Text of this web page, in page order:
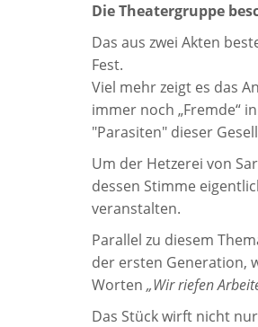
Die Theatergruppe
Das aus zwei Akten
Fest.
Viel mehr zeigt es das
immer noch „Fremde“
"Parasiten" dieser
Um der Hetzerei von
dessen Stimme
veranstalten.
Parallel zu diesem
der ersten Generation,
Worten „Wir riefen
Das Stück wirft nicht